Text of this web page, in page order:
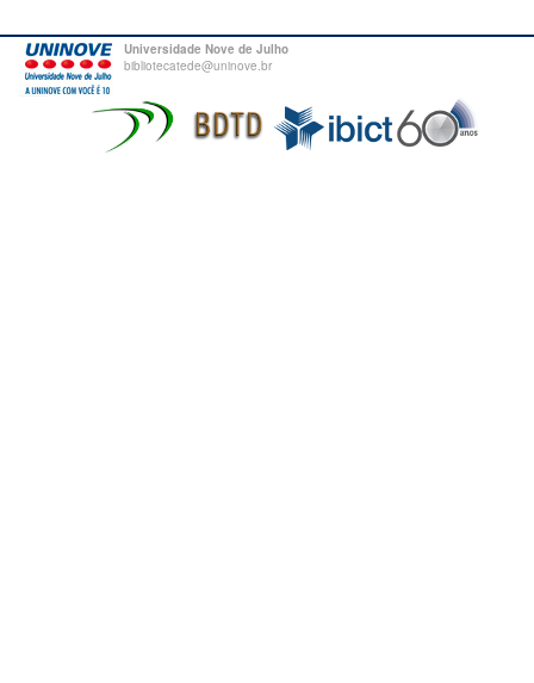
Universidade Nove de Julho
bibliotecatede@uninove.br